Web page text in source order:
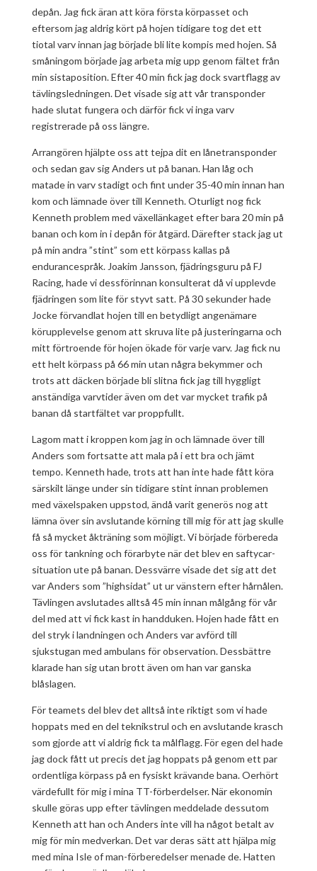
depån. Jag fick äran att köra första körpasset och
eftersom jag aldrig kört på hojen tidigare tog det ett
tiotal varv innan jag började bli lite kompis med hojen. Så
småningom började jag arbeta mig upp genom fältet från
min sistaposition. Efter 40 min fick jag dock svartflagg av
tävlingsledningen. Det visade sig att vår transponder
hade slutat fungera och därför fick vi inga varv
registrerade på oss längre.
Arrangören hjälpte oss att tejpa dit en lånetransponder
och sedan gav sig Anders ut på banan. Han låg och
matade in varv stadigt och fint under 35-40 min innan han
kom och lämnade över till Kenneth. Oturligt nog fick
Kenneth problem med växellänkaget efter bara 20 min på
banan och kom in i depån för åtgärd. Därefter stack jag ut
på min andra ”stint” som ett körpass kallas på
endurancespråk. Joakim Jansson, fjädringsguru på FJ
Racing, hade vi dessförinnan konsulterat då vi upplevde
fjädringen som lite för styvt satt. På 30 sekunder hade
Jocke förvandlat hojen till en betydligt angenämare
körupplevelse genom att skruva lite på justeringarna och
mitt förtroende för hojen ökade för varje varv. Jag fick nu
ett helt körpass på 66 min utan några bekymmer och
trots att däcken började bli slitna fick jag till hyggligt
anständiga varvtider även om det var mycket trafik på
banan då startfältet var proppfullt.
Lagom matt i kroppen kom jag in och lämnade över till
Anders som fortsatte att mala på i ett bra och jämt
tempo. Kenneth hade, trots att han inte hade fått köra
särskilt länge under sin tidigare stint innan problemen
med växelspaken uppstod, ändå varit generös nog att
lämna över sin avslutande körning till mig för att jag skulle
få så mycket åkträning som möjligt. Vi började förbereda
oss för tankning och förarbyte när det blev en saftycar-
situation ute på banan. Dessvärre visade det sig att det
var Anders som ”highsidat” ut ur vänstern efter hårnålen.
Tävlingen avslutades alltså 45 min innan målgång för vår
del med att vi fick kast in handduken. Hojen hade fått en
del stryk i landningen och Anders var avförd till
sjukstugan med ambulans för observation. Dessbättre
klarade han sig utan brott även om han var ganska
blåslagen.
För teamets del blev det alltså inte riktigt som vi hade
hoppats med en del teknikstrul och en avslutande krasch
som gjorde att vi aldrig fick ta målflagg. För egen del hade
jag dock fått ut precis det jag hoppats på genom ett par
ordentliga körpass på en fysiskt krävande bana. Oerhört
värdefullt för mig i mina TT-förberdelser. När ekonomin
skulle göras upp efter tävlingen meddelade dessutom
Kenneth att han och Anders inte vill ha något betalt av
mig för min medverkan. Det var deras sätt att hjälpa mig
med mina Isle of man-förberedelser menade de. Hatten